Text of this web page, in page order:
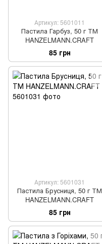
Артикул: 5601011
Пастила Гарбуз, 50 г ТМ
HANZELMANN.CRAFT
85 грн
Артикул: 5601031
Пастила Брусниця, 50 г ТМ
HANZELMANN.CRAFT
85 грн